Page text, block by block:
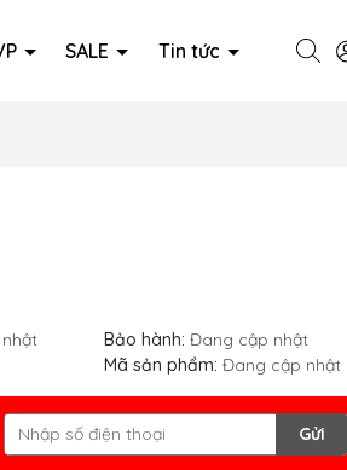
SALE Tin tức
Bảo hành: Đang cập nhật
Mã sản phẩm: Đang cập nhật
Gửi